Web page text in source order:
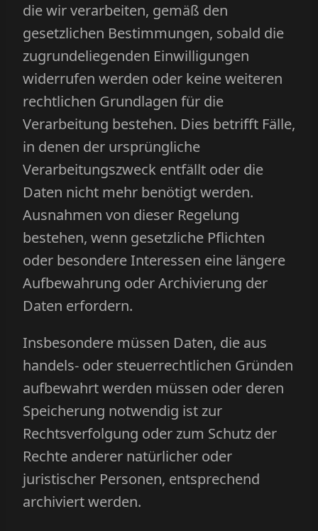
die wir verarbeiten, gemäß den
gesetzlichen Bestimmungen, sobald die
zugrundeliegenden Einwilligungen
widerrufen werden oder keine weiteren
rechtlichen Grundlagen für die
Verarbeitung bestehen. Dies betrifft Fälle,
in denen der ursprüngliche
Verarbeitungszweck entfällt oder die
Daten nicht mehr benötigt werden.
Ausnahmen von dieser Regelung
bestehen, wenn gesetzliche Pflichten
oder besondere Interessen eine längere
Aufbewahrung oder Archivierung der
Daten erfordern.
Insbesondere müssen Daten, die aus
handels- oder steuerrechtlichen Gründen
aufbewahrt werden müssen oder deren
Speicherung notwendig ist zur
Rechtsverfolgung oder zum Schutz der
Rechte anderer natürlicher oder
juristischer Personen, entsprechend
archiviert werden.